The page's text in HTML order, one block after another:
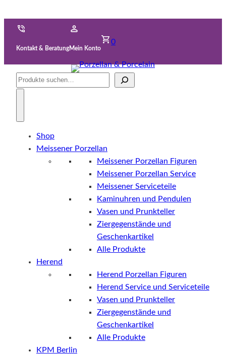
Kontakt & BeratungMein Konto
0
Suche
Shop
Meissener Porzellan
Meissener Porzellan Figuren
Meissener Porzellan Service
Meissener Serviceteile
Kaminuhren und Pendulen
Vasen und Prunkteller
Ziergegenstände und
Geschenkartikel
Alle Produkte
Herend
Herend Porzellan Figuren
Herend Service und Serviceteile
Vasen und Prunkteller
Ziergegenstände und
Geschenkartikel
Alle Produkte
KPM Berlin